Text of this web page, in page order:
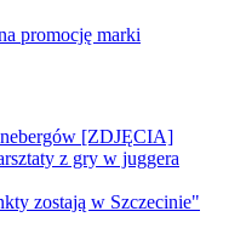
[ZDJĘCIA]
z gry w juggera
zostają w Szczecinie"